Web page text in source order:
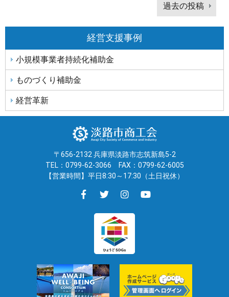
ナ
ゲ
ー
ン
過去の投稿
記
経営支援事例
小規模事業者持続化補助金
ものづくり補助金
経営革新
〒656-2132 兵庫県淡路市志筑新島5-2
TEL：0799-62-3066
FAX：0799-62-6005
【営業時間】平日8:30～17:30（土日祝休）